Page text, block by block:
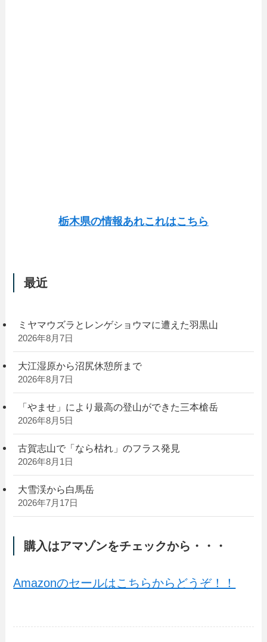
栃木県の情報あれこれはこちら
最近
ミヤマウズラとレンゲショウマに遭えた羽黒山
2026年8月7日
大江湿原から沼尻休憩所まで
2026年8月7日
「やませ」により最高の登山ができた三本槍岳
2026年8月5日
古賀志山で「なら枯れ」のフラス発見
2026年8月1日
大雪渓から白馬岳
2026年7月17日
購入はアマゾンをチェックから・・・
Amazonのセールはこちらからどうぞ！！